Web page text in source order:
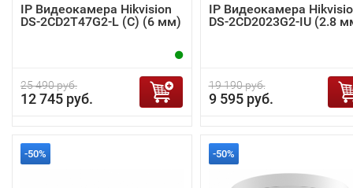
IP Видеокамера Hikvision
DS-2CD2T47G2-L (C) (6 мм)
25 490 руб.
12 745 руб.
IP Видеокамера
DS-2CD2023G2-IU (2.8
19 190 руб.
9 595 руб.
-50% -50%